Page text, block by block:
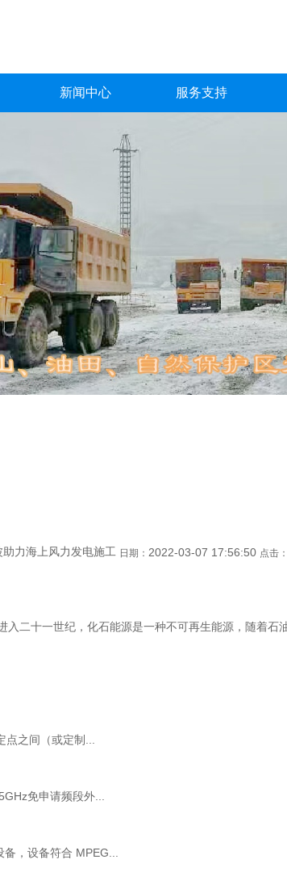
新闻中心 服务支持
力海上风力发电施工 日期： 2022-03-07 17:56:50 点击：
十一世纪，化石能源是一种不可再生能源，随着石
之间（或定制...
免申请频段外...
，设备符合 MPEG...